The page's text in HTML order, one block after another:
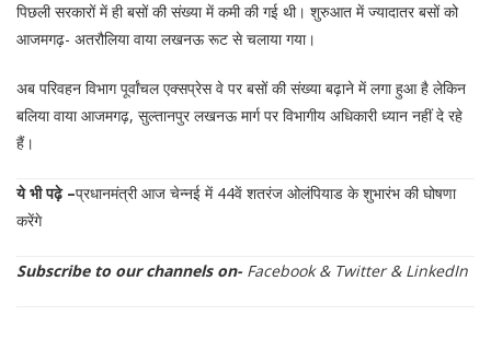
पिछली सरकारों में ही बसों की संख्या में कमी की गई थी। शुरुआत में ज्यादातर बसों को
आजमगढ़- अतरौलिया वाया लखनऊ रूट से चलाया गया।
अब परिवहन विभाग पूर्वांचल एक्सप्रेस वे पर बसों की संख्या बढ़ाने में लगा हुआ है लेकिन
बलिया वाया आजमगढ़, सुल्तानपुर लखनऊ मार्ग पर विभागीय अधिकारी ध्यान नहीं दे रहे
हैं।
ये भी पढ़े –प्रधानमंत्री आज चेन्नई में 44वें शतरंज ओलंपियाड के शुभारंभ की घोषणा
करेंगे
Subscribe to our channels on- Facebook& Twitter& LinkedIn